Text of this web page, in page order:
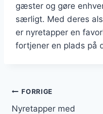
gæster og gøre
særligt. Med deres
er nyretapper en
fortjener en plads på
FORRIGE
Nyretapper med